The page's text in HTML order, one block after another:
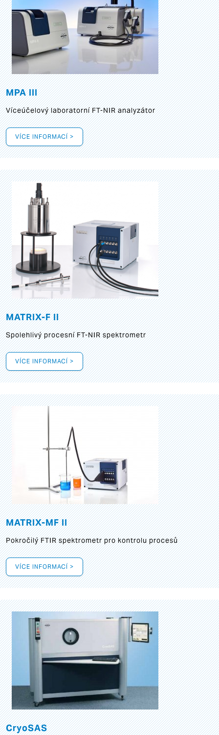
MPA III
Víceúčelový laboratorní FT-NIR analyzátor
VÍCE INFORMACÍ >
MATRIX-F II
Spolehlivý procesní FT-NIR spektrometr
VÍCE INFORMACÍ >
MATRIX-MF II
Pokročilý FTIR spektrometr pro kontrolu procesů
VÍCE INFORMACÍ >
CryoSAS